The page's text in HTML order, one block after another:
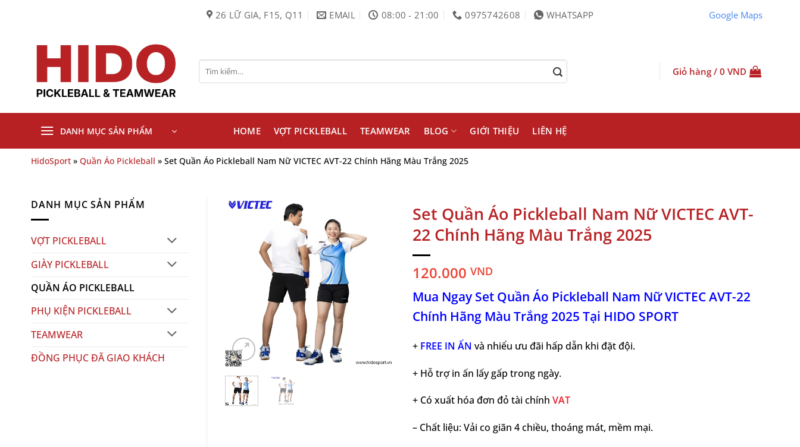
26 LỮ GIA, F15, Q11 EMAIL 08:00 - 21:00 0975742608 WHATSAPP Google Maps
Tìm
kiếm:
Giỏ hàng / 0 VND
DANH MỤC SẢN PHẨM HOME VỢT PICKLEBALL TEAMWEAR BLOG GIỚI THIỆU LIÊN HỆ
HidoSport » Quần Áo Pickleball » Set Quần Áo Pickleball Nam Nữ VICTEC AVT-22 Chính Hãng Màu Trắng 2025
DANH MỤC SẢN PHẨM
VỢT PICKLEBALL
GIÀY PICKLEBALL
QUẦN ÁO PICKLEBALL
PHỤ KIỆN PICKLEBALL
TEAMWEAR
ĐỒNG PHỤC ĐÃ GIAO KHÁCH
Set Quần Áo Pickleball Nam Nữ VICTEC AVT-
22 Chính Hãng Màu Trắng 2025
120.000 VND
Mua Ngay Set Quần Áo Pickleball Nam Nữ VICTEC AVT-22
Chính Hãng Màu Trắng 2025 Tại HIDO SPORT
+ FREE IN ẤN và nhiểu ưu đãi hấp dẫn khi đặt đội.
+ Hỗ trợ in ấn lấy gấp trong ngày.
+ Có xuất hóa đơn đỏ tài chính VAT
– Chất liệu: Vải co giãn 4 chiều, thoáng mát, mềm mại.